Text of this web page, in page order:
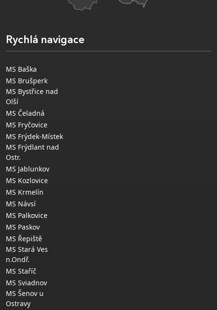
Rychlá navigace
MS Baška
MS Brušperk
MS Bystřice nad
Olší
MS Čeladná
MS Fryčovice
MS Frýdek-Místek
MS Frýdlant nad
Ostr.
MS Jablunkov
MS Kozlovice
MS Krmelín
MS Návsí
MS Palkovice
MS Paskov
MS Řepiště
MS Stará Ves
n.Ondř.
MS Staříč
MS Sviadnov
MS Šenov u
Ostravy